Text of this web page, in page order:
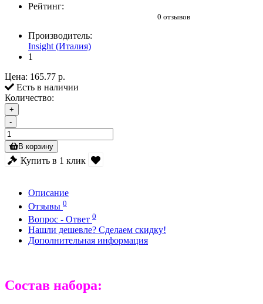
Рейтинг:
0 отзывов
Производитель:
Insight (Италия)
1
Цена: 165.77 р.
Есть в наличии
Количество:
+
-
В корзину
Купить в 1 клик
Описание
Отзывы 0
Вопрос - Ответ 0
Нашли дешевле? Сделаем скидку!
Дополнительная информация
Состав набора: